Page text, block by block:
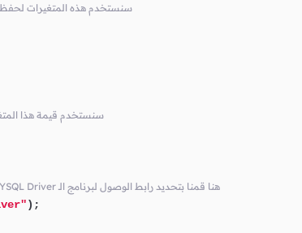
// سنستخدم هذه المتغيرات
// سنستخدم قيمة هذا
// الذي سنعتمد عليه للوصول إلى قاعدة البيانات MYSQL Driver هنا قمنا بتحديد رابط الوصول لبرنامج الـ
);